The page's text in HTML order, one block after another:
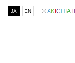
JA EN ©AKICHIATL